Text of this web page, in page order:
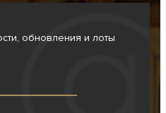
обновления и лоты